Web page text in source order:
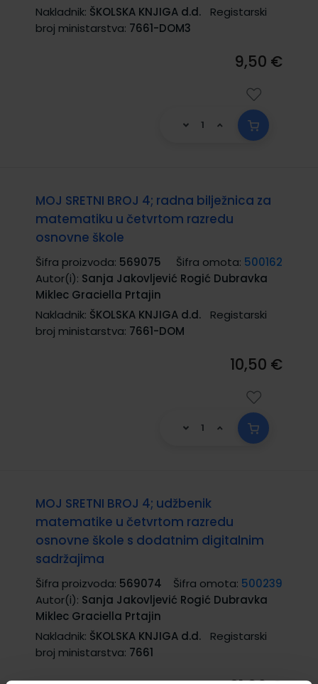
Nakladnik: ŠKOLSKA KNJIGA d.d.
Registarski
broj ministarstva: 7661-DOM3
9,50 €
MOJ SRETNI BROJ 4; radna bilježnica za
matematiku u četvrtom razredu
osnovne škole
Šifra proizvoda: 569075 Šifra omota: 500162
Autor(i): Sanja Jakovljević Rogić Dubravka
Miklec Graciella Prtajin
Nakladnik: ŠKOLSKA KNJIGA d.d.
Registarski
broj ministarstva: 7661-DOM
10,50 €
MOJ SRETNI BROJ 4; udžbenik
matematike u četvrtom razredu
osnovne škole s dodatnim digitalnim
sadržajima
Šifra proizvoda: 569074 Šifra omota: 500239
Autor(i): Sanja Jakovljević Rogić Dubravka
Miklec Graciella Prtajin
Nakladnik: ŠKOLSKA KNJIGA d.d.
Registarski
broj ministarstva: 7661